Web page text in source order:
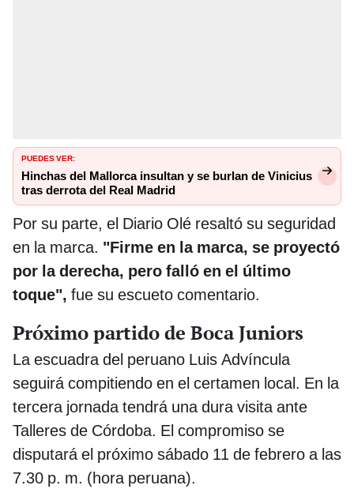
PUEDES VER:
Hinchas del Mallorca insultan y se burlan de Vinicius
tras derrota del Real Madrid
Por su parte, el Diario Olé resaltó su seguridad
en la marca. "Firme en la marca, se proyectó
por la derecha, pero falló en el último
toque", fue su escueto comentario.
Próximo partido de Boca Juniors
La escuadra del peruano Luis Advíncula
seguirá compitiendo en el certamen local. En la
tercera jornada tendrá una dura visita ante
Talleres de Córdoba. El compromiso se
disputará el próximo sábado 11 de febrero a las
7.30 p. m. (hora peruana).